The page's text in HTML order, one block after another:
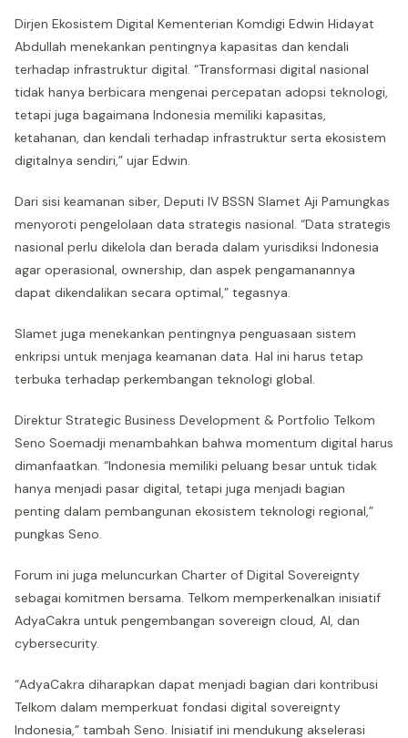
Dirjen Ekosistem Digital Kementerian Komdigi Edwin Hidayat
Abdullah menekankan pentingnya kapasitas dan kendali
terhadap infrastruktur digital. “Transformasi digital nasional
tidak hanya berbicara mengenai percepatan adopsi teknologi,
tetapi juga bagaimana Indonesia memiliki kapasitas,
ketahanan, dan kendali terhadap infrastruktur serta ekosistem
digitalnya sendiri,” ujar Edwin.
Dari sisi keamanan siber, Deputi IV BSSN Slamet Aji Pamungkas
menyoroti pengelolaan data strategis nasional. “Data strategis
nasional perlu dikelola dan berada dalam yurisdiksi Indonesia
agar operasional, ownership, dan aspek pengamanannya
dapat dikendalikan secara optimal,” tegasnya.
Slamet juga menekankan pentingnya penguasaan sistem
enkripsi untuk menjaga keamanan data. Hal ini harus tetap
terbuka terhadap perkembangan teknologi global.
Direktur Strategic Business Development & Portfolio Telkom
Seno Soemadji menambahkan bahwa momentum digital harus
dimanfaatkan. “Indonesia memiliki peluang besar untuk tidak
hanya menjadi pasar digital, tetapi juga menjadi bagian
penting dalam pembangunan ekosistem teknologi regional,”
pungkas Seno.
Forum ini juga meluncurkan Charter of Digital Sovereignty
sebagai komitmen bersama. Telkom memperkenalkan inisiatif
AdyaCakra untuk pengembangan sovereign cloud, AI, dan
cybersecurity.
“AdyaCakra diharapkan dapat menjadi bagian dari kontribusi
Telkom dalam memperkuat fondasi digital sovereignty
Indonesia,” tambah Seno. Inisiatif ini mendukung akselerasi